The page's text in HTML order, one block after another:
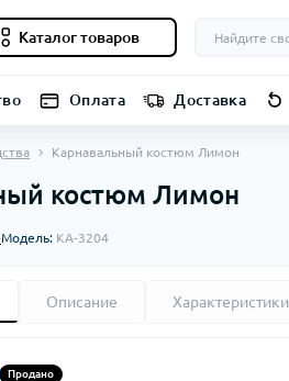
Каталог товаров
Оплата Доставка
Карнавальный костюм Лимон
костюм Лимон
Модель: KA-3204
Описание Характеристики
Продано